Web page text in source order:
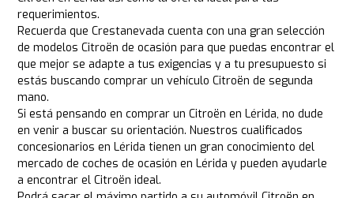
requerimientos.
Recuerda que Crestanevada cuenta con una gran selección
de modelos Citroën de ocasión para que puedas encontrar el
que mejor se adapte a tus exigencias y a tu presupuesto si
estás buscando comprar un vehículo Citroën de segunda
mano.
Si está pensando en comprar un Citroën en Lérida, no dude
en venir a buscar su orientación. Nuestros cualificados
concesionarios en Lérida tienen un gran conocimiento del
mercado de coches de ocasión en Lérida y pueden ayudarle
a encontrar el Citroën ideal.